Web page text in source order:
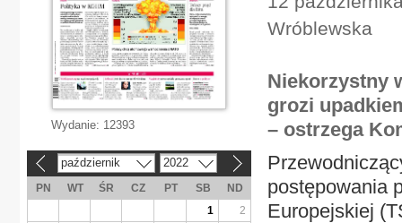
Wróblewska
Niekorzystny
grozi
– ostrzega
postępowania
Europejskiej
Wydanie: 12393
październik 2022
PN WT ŚR CZ PT SB
ND
1
2